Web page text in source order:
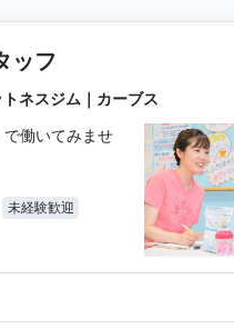
ッフ
ネスジム｜カーブス
で働いてみませ
未経験歓迎